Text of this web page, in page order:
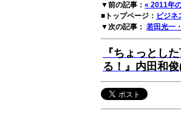
▼前の記事： « 2011年
■トップページ： ビジネ
▼次の記事： 若田光一
『ちょっとし
る！』内田和